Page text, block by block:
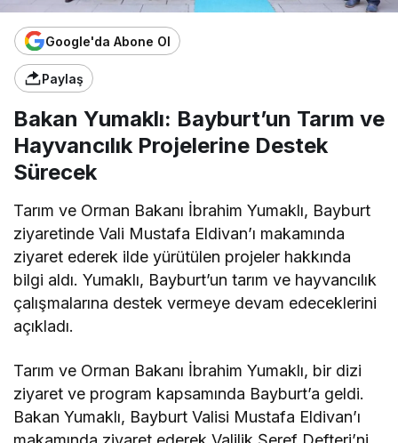
Google'da Abone Ol
Paylaş
Bakan Yumaklı: Bayburt’un Tarım ve
Hayvancılık Projelerine Destek
Sürecek
Tarım ve Orman Bakanı İbrahim Yumaklı, Bayburt
ziyaretinde Vali Mustafa Eldivan’ı makamında
ziyaret ederek ilde yürütülen projeler hakkında
bilgi aldı. Yumaklı, Bayburt’un tarım ve hayvancılık
çalışmalarına destek vermeye devam edeceklerini
açıkladı.
Tarım ve Orman Bakanı İbrahim Yumaklı, bir dizi
ziyaret ve program kapsamında Bayburt’a geldi.
Bakan Yumaklı, Bayburt Valisi Mustafa Eldivan’ı